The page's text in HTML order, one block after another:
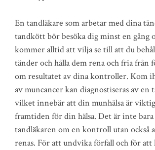
En tandläkare som arbetar med dina
tandkött bör besöka dig minst en gång
kommer alltid att vilja se till att du
tänder och hålla dem rena och fria från
om resultatet av dina kontroller. Kom
av muncancer kan diagnostiseras av en
vilket innebär att din munhälsa är
framtiden för din hälsa. Det är inte
tandläkaren om en kontroll utan också
renas. För att undvika förfall och för att